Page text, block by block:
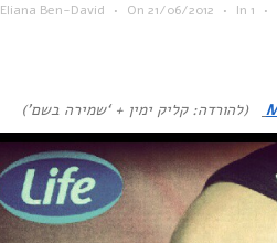
Eliana Ben-David • On 21/06/2012 • In •
(להורדה: קליק ימין + ‘שמירה בשם’)